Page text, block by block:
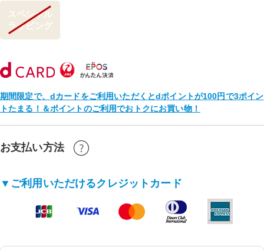
スペシャル
ラッピング
期間限定で、dカードをご利用いただくとdポイントが100円で3ポイン
トたまる！＆ポイントのご利用でおトクにお買い物！
お支払い方法
▼ご利用いただけるクレジットカード